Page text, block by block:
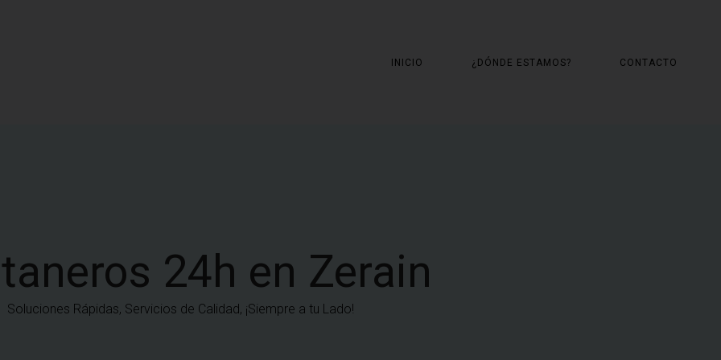
INICIO ¿DÓNDE ESTAMOS? CONTACTO
24h en Zerain
Soluciones Rápidas, Servicios de Calidad, ¡Siempre a tu Lado!